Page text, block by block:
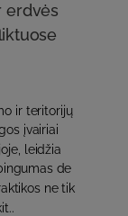
erdvės
ir teritorijų
įvairiai
leidžia
de
ne tik